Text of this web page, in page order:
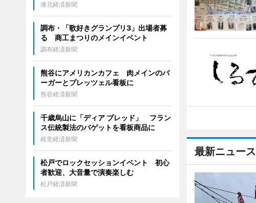
最新ニュース
港北経済新聞
調布・「歌好きグランプリ3」出場者募
る 商工まつりのメインイベント
調布経済新聞
熊谷にアメリカンカフェ 肉メインのバ
ーガーとプレッツェル看板に
熊谷経済新聞
千歳烏山に「ディア ブレッド」 フラン
ス伝統製法のバゲットを看板商品に
経堂経済新聞
松戸でロックセッションイベント 初心
者歓迎、大音量で演奏楽しむ
松戸経済新聞